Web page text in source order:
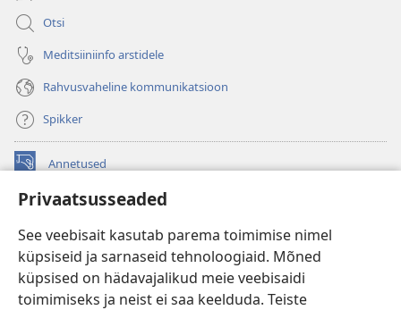
Privaatsusseaded
See veebisait kasutab parema toimimise nimel
küpsiseid ja sarnaseid tehnoloogiaid. Mõned
küpsised on hädavajalikud meie veebisaidi
toimimiseks ja neist ei saa keelduda. Teiste
Otsi
Meditsiiniinfo arstidele
Rahvusvaheline kommunikatsioon
Spikker
Annetused
(avab
akna)
uue
akna) JW Hub
(avab
uue
akna) JW Library